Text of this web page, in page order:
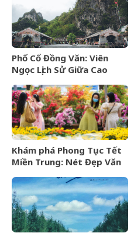
Phố Cổ Đồng Văn: Viên
Ngọc Lịch Sử Giữa Cao
Khám phá Phong Tục Tết
Miền Trung: Nét Đẹp Văn